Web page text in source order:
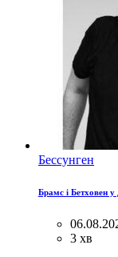
Бессунген
Брамс і Бетховен
3 хв